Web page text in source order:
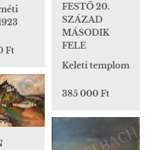
Ft
FESTŐ 20.
SZÁZAD
MÁSODIK
FELE
Keleti templom
385 000 Ft